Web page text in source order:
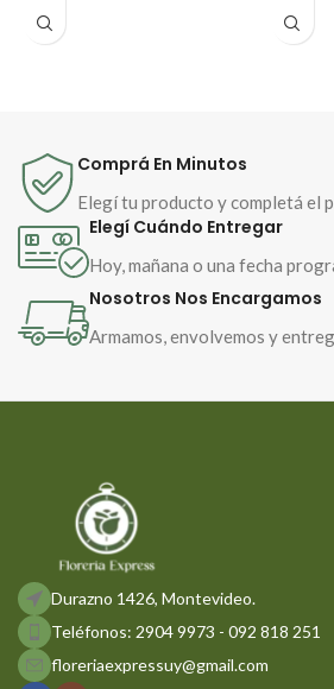
Comprá En Minutos
Elegí tu producto y completá el
Elegí Cuándo Entregar
Hoy, mañana o una fecha
Nosotros Nos Encargamos
Armamos, envolvemos y
Durazno 1426, Montevideo.
Teléfonos: 2904 9973 - 092 818 251
floreriaexpressuy@gmail.com